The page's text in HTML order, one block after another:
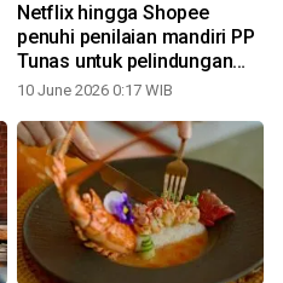
Netflix hingga Shopee
penuhi penilaian mandiri PP
Tunas untuk pelindungan
anak
10 June 2026 0:17 WIB